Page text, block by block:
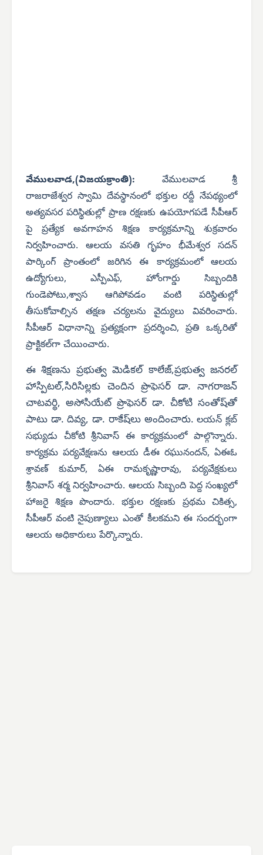
వేములవాడ,(విజయక్రాంతి):
వేములవాడ శ్రీ
రాజరాజేశ్వర స్వామి దేవస్థానంలో భక్తుల రద్దీ నేపథ్యంలో
అత్యవసర పరిస్థితుల్లో ప్రాణ రక్షణకు ఉపయోగపడే సీపీఆర్‌
పై ప్రత్యేక అవగాహన శిక్షణ కార్యక్రమాన్ని శుక్రవారం
నిర్వహించారు. ఆలయ వసతి గృహం భీమేశ్వర సదన్
పార్కింగ్ ప్రాంతంలో జరిగిన ఈ కార్యక్రమంలో ఆలయ
ఉద్యోగులు, ఎస్పీఎఫ్‌, హోంగార్డు సిబ్బందికి
గుండెపోటు,శ్వాస ఆగిపోవడం వంటి పరిస్థితుల్లో
తీసుకోవాల్సిన తక్షణ చర్యలను వైద్యులు వివరించారు.
సీపీఆర్‌ విధానాన్ని ప్రత్యక్షంగా ప్రదర్శించి, ప్రతి ఒక్కరితో
ప్రాక్టికల్‌గా చేయించారు.
ఈ శిక్షణను ప్రభుత్వ మెడికల్ కాలేజ్,ప్రభుత్వ జనరల్
హాస్పిటల్,సిరిసిల్లకు చెందిన ప్రొఫెసర్ డా. నాగరాజన్
చాటవర్థి, అసోసియేట్ ప్రొఫెసర్ డా. చీకోటి సంతోష్‌తో
పాటు డా. దివ్య, డా. రాకేష్‌లు అందించారు.లయన్ క్లబ్
సభ్యుడు చీకోటి శ్రీనివాస్ ఈ కార్యక్రమంలో పాల్గొన్నారు.
కార్యక్రమ పర్యవేక్షణను ఆలయ డీఈ రఘునందన్, ఏఈఓ
శ్రావణ్ కుమార్, ఏఈ రామకృష్ణారావు, పర్యవేక్షకులు
శ్రీనివాస్ శర్మ నిర్వహించారు. ఆలయ సిబ్బంది పెద్ద సంఖ్యలో
హాజరై శిక్షణ పొందారు. భక్తుల రక్షణకు ప్రథమ చికిత్స,
సీపీఆర్ వంటి నైపుణ్యాలు ఎంతో కీలకమని ఈ సందర్భంగా
ఆలయ అధికారులు పేర్కొన్నారు.